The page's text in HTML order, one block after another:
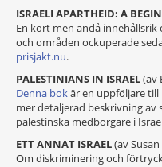
ISRAELI APARTHEID: A
En kort men ändå
och områden ockuperade
prisjakt.nu.
PALESTINIANS IN ISRAEL(av
Denna bokär en uppföljare till
mer detaljerad beskrivning
palestinska medborgare i
ETT ANNAT ISRAEL(av
Om diskriminering och